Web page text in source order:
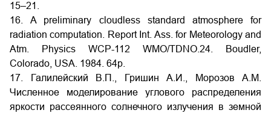
15–21.
16. A preliminary cloudless standard atmosphere for
radiation computation. Report Int. Ass. for Meteorology and
Atm. Physics WCP-112 WMO/TDNO.24. Boudler,
Colorado, USA. 1984. 64p.
17. Галилейский В.П., Гришин А.И., Морозов А.М.
Численное моделирование углового распределения
яркости рассеянного солнечного излучения в земной